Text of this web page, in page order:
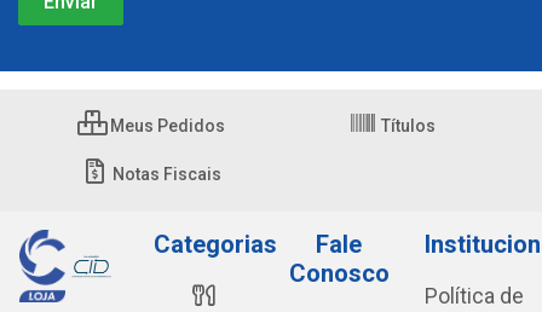
Meus Pedidos Títulos
Notas Fiscais
Categorias
Fale
Conosco
Política de